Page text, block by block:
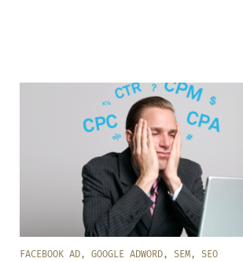
FACEBOOK AD, GOOGLE ADWORD, SEM, SEO